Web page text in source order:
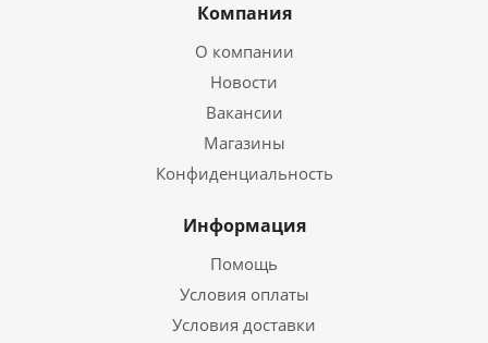
Компания
О компании
Новости
Вакансии
Магазины
Конфиденциальность
Информация
Помощь
Условия оплаты
Условия доставки